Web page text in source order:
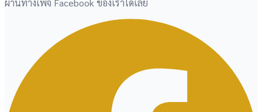
ผ่านทางเพจ Facebook ของเราได้เลย